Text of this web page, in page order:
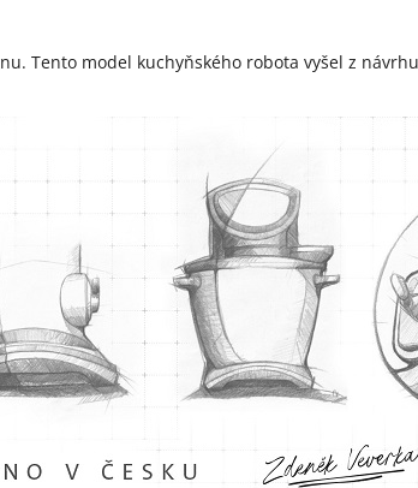
Tento model kuchyňského robota vyšel z